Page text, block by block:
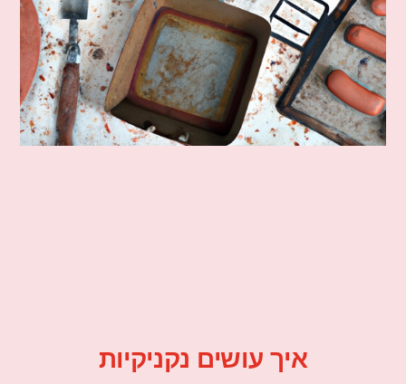
איך עושים נקניקיות